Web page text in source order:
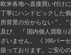
欧米各地へ直接買い付け
丁寧にハンドピックした
所背景の分からない ” 、
及び、 『 国内個人買取り
ざいません。 《 100パー
扱っております。ご安心